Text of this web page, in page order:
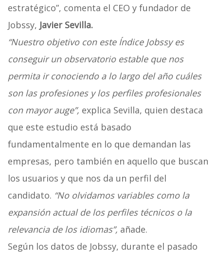
estratégico”, comenta el CEO y fundador de
Jobssy, Javier Sevilla.
“Nuestro objetivo con este Índice Jobssy es
conseguir un observatorio estable que nos
permita ir conociendo a lo largo del año cuáles
son las profesiones y los perfiles profesionales
con mayor auge”, explica Sevilla, quien destaca
que este estudio está basado
fundamentalmente en lo que demandan las
empresas, pero también en aquello que buscan
los usuarios y que nos da un perfil del
candidato. “No olvidamos variables como la
expansión actual de los perfiles técnicos o la
relevancia de los idiomas”, añade.
Según los datos de Jobssy, durante el pasado